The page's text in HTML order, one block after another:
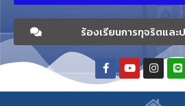
ร้องเรียนการทุจริตแล